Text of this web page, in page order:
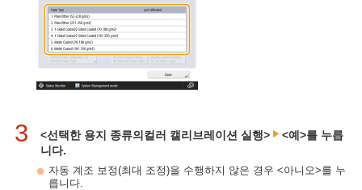
3 <선택한 용지 종류의컬러 캘리브레이션 실행>
<예>를 누릅
니다.
자동 계조 보정(최대 조정)을 수행하지 않은 경우 <아니오>를 누
릅니다.